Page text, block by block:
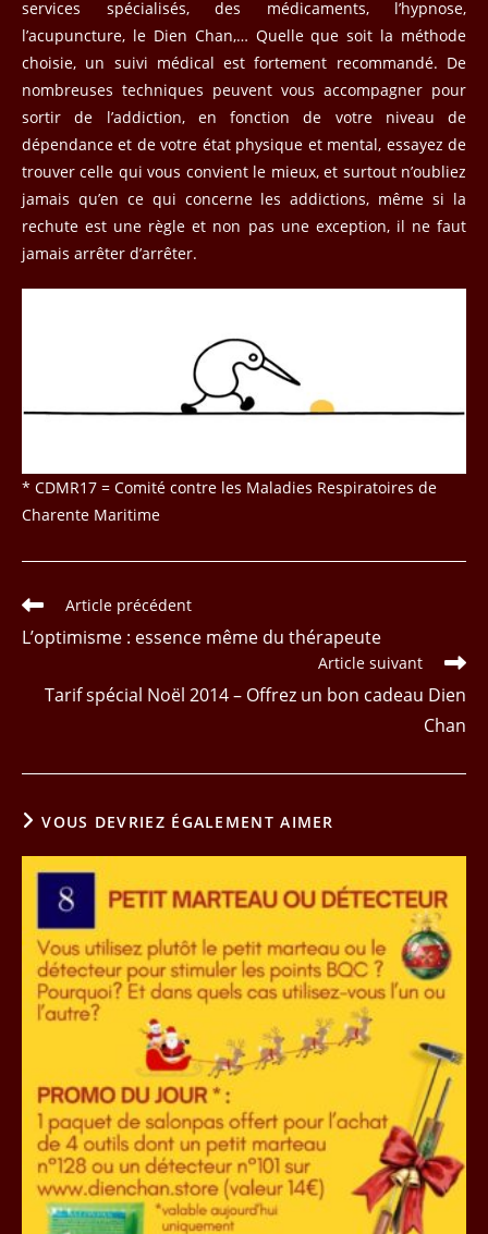
services spécialisés, des médicaments, l’hypnose,
l’acupuncture, le Dien Chan,… Quelle que soit la méthode
choisie, un suivi médical est fortement recommandé. De
nombreuses techniques peuvent vous accompagner pour
sortir de l’addiction, en fonction de votre niveau de
dépendance et de votre état physique et mental, essayez de
trouver celle qui vous convient le mieux, et surtout n’oubliez
jamais qu’en ce qui concerne les addictions, même si la
rechute est une règle et non pas une exception, il ne faut
jamais arrêter d’arrêter.
* CDMR17 = Comité contre les Maladies Respiratoires de
Charente Maritime
Read
articles
Article précédent
L’optimisme : essence même du thérapeute
Article suivant
Tarif spécial Noël 2014 – Offrez un bon cadeau Dien
Chan
VOUS DEVRIEZ ÉGALEMENT AIMER